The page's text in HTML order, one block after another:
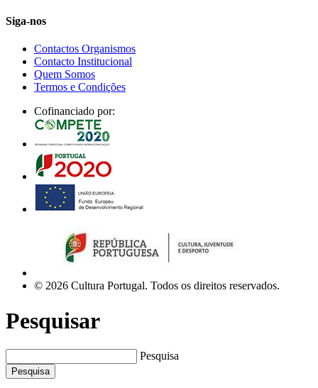
Siga-nos
Contactos Organismos
Contacto Institucional
Quem Somos
Termos e Condições
Cofinanciado por:
© 2026 Cultura Portugal. Todos os direitos reservados.
Pesquisar
Pesquisa
Pesquisa